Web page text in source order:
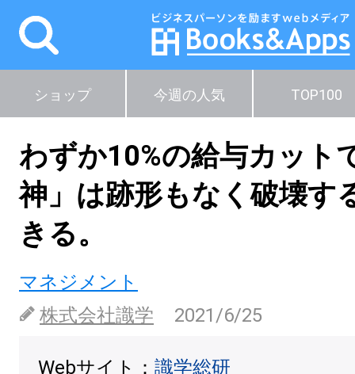
ショップ 今週の人気 TOP100
わずか10%の給与カット
神」は跡形もなく破壊す
きる。
マネジメント
株式会社識学
2021/6/25
Webサイト： 識学総研